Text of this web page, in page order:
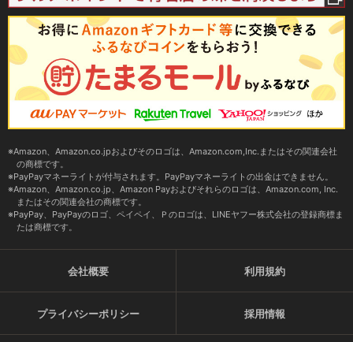
Amazon、Amazon.co.jpおよびそのロゴは、Amazon.com,Inc.またはその関連会社
の商標です。
PayPayマネーライトが付与されます。PayPayマネーライトの出金はできません。
Amazon、Amazon.co.jp、Amazon Payおよびそれらのロゴは、Amazon.com, Inc.
またはその関連会社の商標です。
PayPay、PayPayのロゴ、ペイペイ、Ｐのロゴは、LINEヤフー株式会社の登録商標ま
たは商標です。
会社概要 利用規約
プライバシーポリシー 採用情報